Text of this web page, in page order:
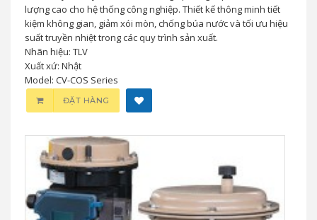
Van Điều Khiển Điện Khí Nén CV-COS
Series TLV – Tích Hợp Bộ Tách & Bẫy Hơi
0 đ
Van điều khiển điện khí nén CV-COS Series TLV tích hợp bộ
tách xoáy và bẫy hơi Free Float®, giúp cung cấp hơi khô chất
lượng cao cho hệ thống công nghiệp. Thiết kế thông minh tiết
kiệm không gian, giảm xói mòn, chống búa nước và tối ưu hiệu
suất truyền nhiệt trong các quy trình sản xuất.
Nhãn hiệu: TLV